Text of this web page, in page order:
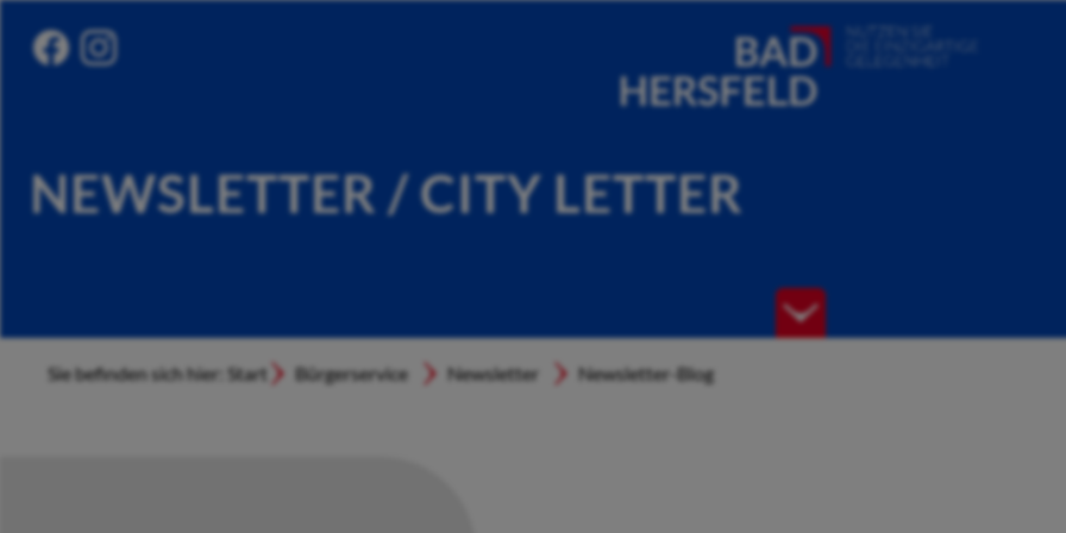
NEWSLETTER / CITY LETTER
Sie befinden sich hier: Start Bürgerservice Newsletter Newsletter-Blog